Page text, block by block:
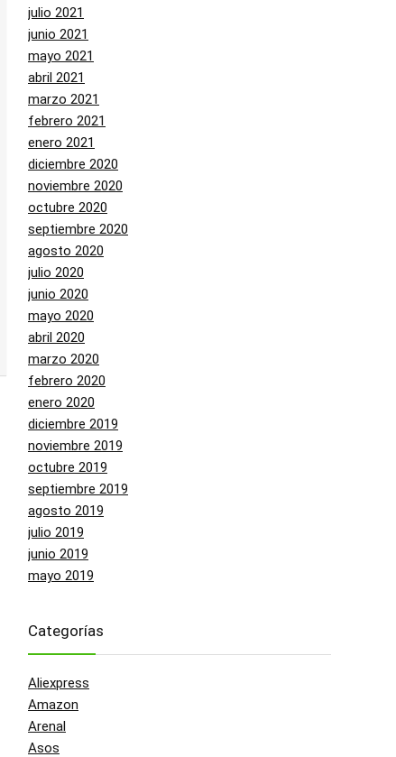
julio 2021
junio 2021
mayo 2021
abril 2021
marzo 2021
febrero 2021
enero 2021
diciembre 2020
noviembre 2020
octubre 2020
septiembre 2020
agosto 2020
julio 2020
junio 2020
mayo 2020
abril 2020
marzo 2020
febrero 2020
enero 2020
diciembre 2019
noviembre 2019
octubre 2019
septiembre 2019
agosto 2019
julio 2019
junio 2019
mayo 2019
Categorías
Aliexpress
Amazon
Arenal
Asos